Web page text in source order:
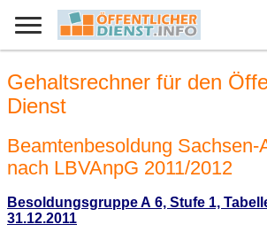
Gehaltsrechner für den
Dienst
Beamtenbesoldung Sachsen-
nach LBVAnpG 2011/2012
Besoldungsgruppe A 6, Stufe 1,
31.12.2011